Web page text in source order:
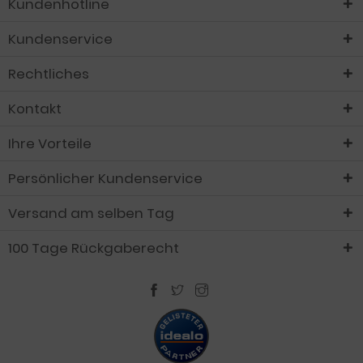
Kundenhotline
Kundenservice
Rechtliches
Kontakt
Ihre Vorteile
Persönlicher Kundenservice
Versand am selben Tag
100 Tage Rückgaberecht